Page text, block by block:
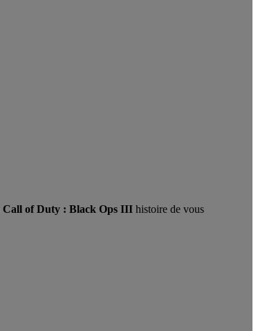
Call of Duty : Black Ops III histoire de vous